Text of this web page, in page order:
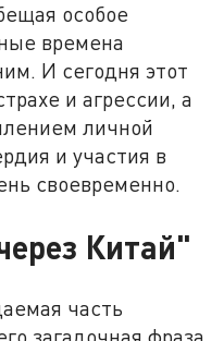
особое
времена
И сегодня этот
и агрессии, а
личной
и участия в
своевременно.
Китай"
часть